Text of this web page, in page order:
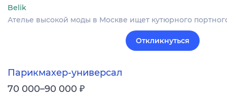
Belik
Ателье высокой моды в Москве ищет кутюрного
Откликнуться
Парикмахер-универсал
70 000–90 000 ₽